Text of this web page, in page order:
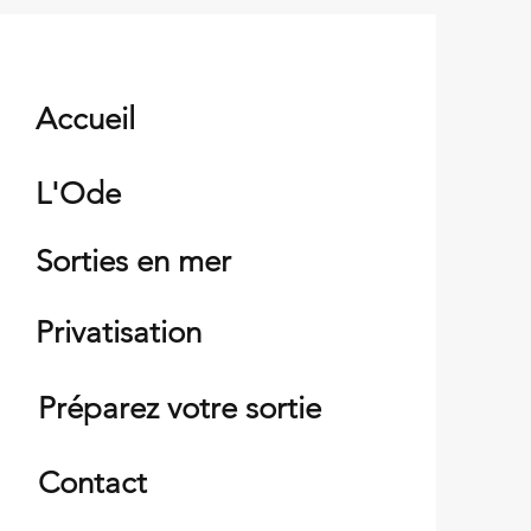
Accueil
L'Ode
Sorties en mer
Privatisation
Préparez votre sortie
Contact